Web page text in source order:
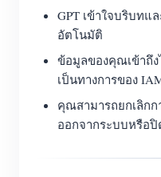
GPT เข้าใจบริบทแ
อัตโนมัติ
ข้อมูลของคุณเข้าถึ
เป็นทางการของ
คุณสามารถยกเลิกก
ออกจากระบบหรือ